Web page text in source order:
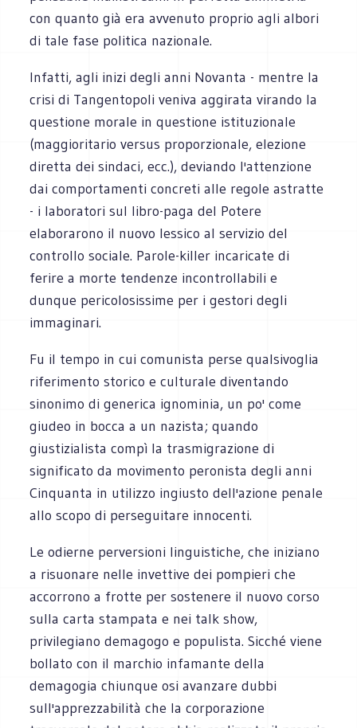
con quanto già era avvenuto proprio agli albori
di tale fase politica nazionale.
Infatti, agli inizi degli anni Novanta - mentre la
crisi di Tangentopoli veniva aggirata virando la
questione morale in questione istituzionale
(maggioritario versus proporzionale, elezione
diretta dei sindaci, ecc.), deviando l'attenzione
dai comportamenti concreti alle regole astratte
- i laboratori sul libro-paga del Potere
elaborarono il nuovo lessico al servizio del
controllo sociale. Parole-killer incaricate di
ferire a morte tendenze incontrollabili e
dunque pericolosissime per i gestori degli
immaginari.
Fu il tempo in cui comunista perse qualsivoglia
riferimento storico e culturale diventando
sinonimo di generica ignominia, un po' come
giudeo in bocca a un nazista; quando
giustizialista compì la trasmigrazione di
significato da movimento peronista degli anni
Cinquanta in utilizzo ingiusto dell'azione penale
allo scopo di perseguitare innocenti.
Le odierne perversioni linguistiche, che iniziano
a risuonare nelle invettive dei pompieri che
accorrono a frotte per sostenere il nuovo corso
sulla carta stampata e nei talk show,
privilegiano demagogo e populista. Sicché viene
bollato con il marchio infamante della
demagogia chiunque osi avanzare dubbi
sull'apprezzabilità che la corporazione